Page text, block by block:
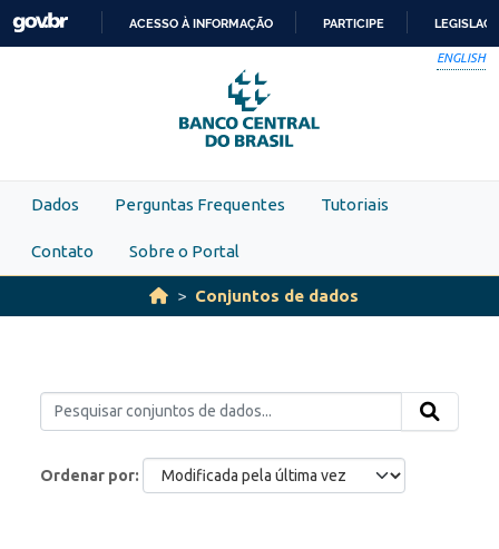
Skip to main content
PARA
O
CONTEÚDO
ACESSO À INFORMAÇÃO PARTICIPE
ENGLISH
Dados Perguntas Frequentes Tutoriais
Contato Sobre o Portal
Conjuntos de dados
Ordenar por